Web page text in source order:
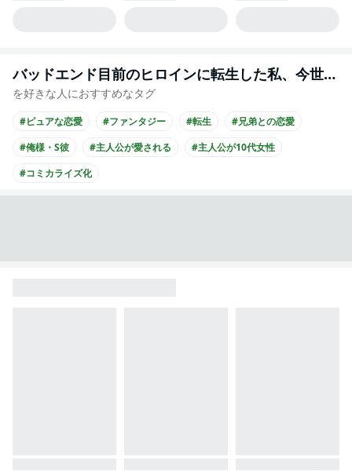
バッドエンド目前のヒロインに転生した私、今世では恋愛するつもりがチートな兄が離してくれません!?@COMIC
を好きな人におすすめなタグ
#ピュアな恋愛 #ファンタジー #転生
#兄弟との恋愛
#俺様・S彼
#主人公が愛される
#主人公が10代女性
#コミカライズ化